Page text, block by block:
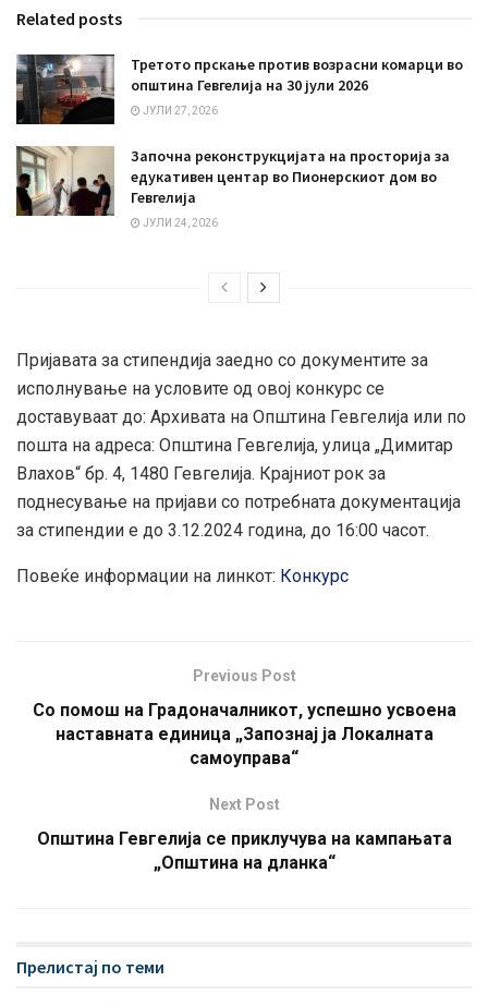
Related posts
Третото прскање против возрасни комарци во
општина Гевгелија на 30 јули 2026
ЈУЛИ 27, 2026
Започна реконструкцијата на просторија за
едукативен центар во Пионерскиот дом во
Гевгелија
ЈУЛИ 24, 2026
Пријавата за стипендија заедно со документите за
исполнување на условите од овој конкурс се
доставуваат до: Архивата на Општина Гевгелија или по
пошта на адреса: Општина Гевгелија, улица „Димитар
Влахов“ бр. 4, 1480 Гевгелија. Крајниот рок за
поднесување на пријави со потребната документација
за стипендии е до 3.12.2024 година, до 16:00 часот.
Повеќе информации на линкот: Конкурс
Previous Post
Со помош на Градоначалникот, успешно усвоена
наставната единица „Запознај ја Локалната
самоуправа“
Next Post
Општина Гевгелија се приклучува на кампањата
„Општина на дланка“
Прелистај по теми